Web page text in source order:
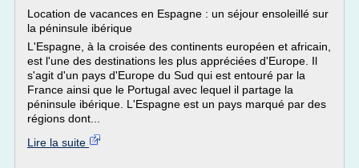
Location de vacances en Espagne : un séjour ensoleillé sur
la péninsule ibérique
L'Espagne, à la croisée des continents européen et africain,
est l'une des destinations les plus appréciées d'Europe. Il
s'agit d'un pays d'Europe du Sud qui est entouré par la
France ainsi que le Portugal avec lequel il partage la
péninsule ibérique. L'Espagne est un pays marqué par des
régions dont...
Lire la suite